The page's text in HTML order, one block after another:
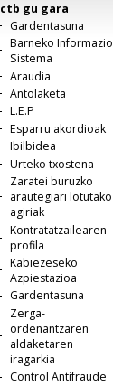
Menú
principal
ctb gu gara
Gardentasuna
Barneko Informazio
Sistema
Araudia
Antolaketa
L.E.P
Esparru akordioak
Ibilbidea
Urteko txostena
Zaratei buruzko
arautegiari lotutako
agiriak
Kontratatzailearen
profila
Kabiezeseko
Azpiestazioa
Gardentasuna
Zerga-
ordenantzaren
aldaketaren
iragarkia
Control Antifraude